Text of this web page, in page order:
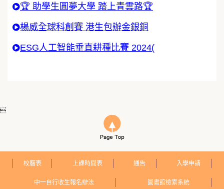
🏆 助學生圓夢大學 踏上青雲路🏆
楊威全球科創賽 港生包辦金銀銅
ESG人工智能垂直耕種比賽 2024(

校曆表 上課時間表 通告 入學申請
中一自行收生報名辦法 圖書館檢索系統